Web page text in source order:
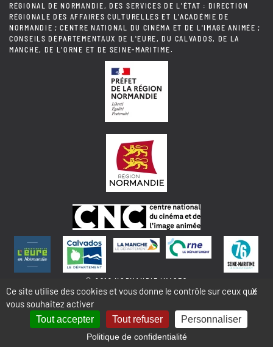
RÉGIONAL DE NORMANDIE, DES SERVICES DE L'ÉTAT : DIRECTION
RÉGIONALE DES AFFAIRES CULTURELLES ET L'ACADÉMIE DE
NORMANDIE ; CENTRE NATIONAL DU CINÉMA ET DE L'IMAGE ANIMÉE ;
CONSEILS DÉPARTEMENTAUX DE L'EURE, DU CALVADOS, DE LA
MANCHE, DE L'ORNE ET DE SEINE-MARITIME.
© 2018 NORMANDIE IMAGES
MENTIONS LÉGALES - COOKIES & STATISTIQUES PLAN DU SITE
X
Ce site utilise des cookies et vous donne le contrôle sur ceux que
vous souhaitez activer
Tout accepter Tout refuser Personnaliser
Politique de confidentialité